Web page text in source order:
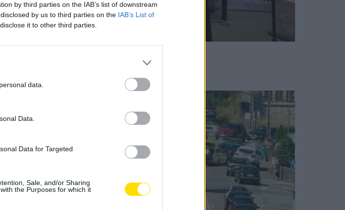
by third parties on the IAB’s list of downstream
by us to third parties on the IAB’s List of
it to other third parties.
data.
Data.
Data for Targeted
Sale, and/or Sharing
the Purposes for which it
de
a quadra natalícia com
Notícias Populares